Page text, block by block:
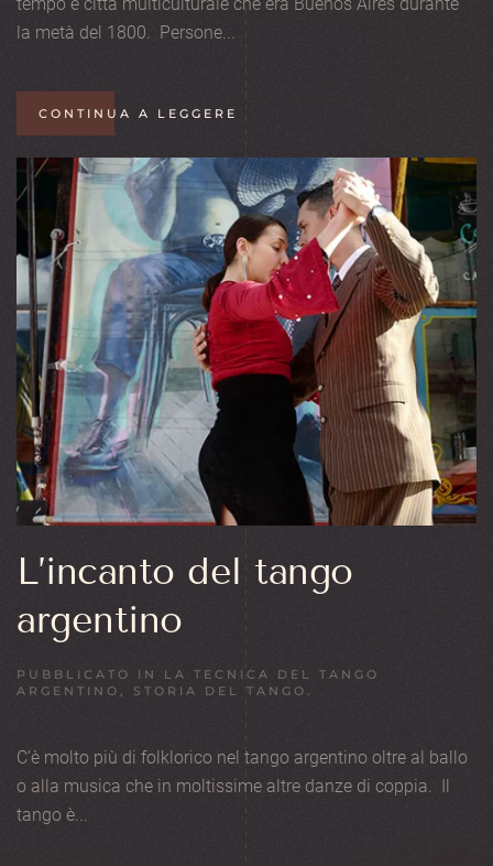
la metà del 1800. Persone...
CONTINUA A LEGGERE
L’incanto del tango
argentino
PUBBLICATO IN LA TECNICA DEL TANGO
ARGENTINO , STORIA DEL TANGO .
C’è molto più di folklorico nel tango argentino oltre al ballo
o alla musica che in moltissime altre danze di coppia. Il
tango è...